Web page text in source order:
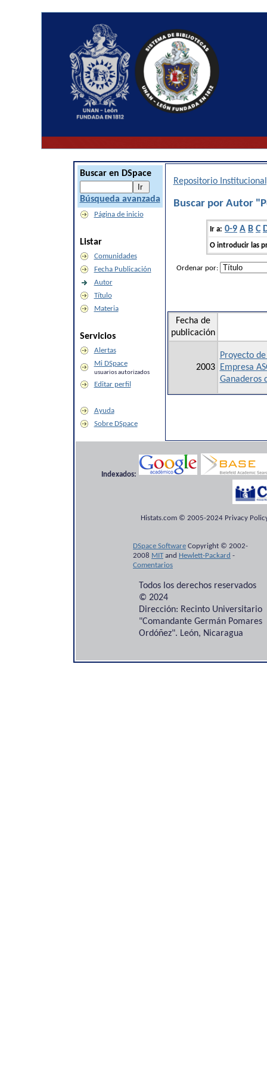
Buscar en DSpace
Búsqueda avanzada
Página de inicio
Listar
Comunidades
Fecha Publicación
Autor
Título
Materia
Servicios
Alertas
Mi DSpace
usuarios autorizados
Editar perfil
Ayuda
Sobre DSpace
Repositorio
Buscar por Autor
Ir a: 0-9 A B C
O introducir las
Ordenar por:
Fecha de
publicación
2003
Proyecto
Empresa
Ganaderos
Indexados:
Histats.com © 2005-2024 Privacy
DSpace Software Copyright © 2002-
2008 MITand Hewlett-Packard -
Comentarios
Todos los derechos reservados
© 2024
Dirección: Recinto Universitario
"Comandante Germán Pomares
Ordóñez". León, Nicaragua